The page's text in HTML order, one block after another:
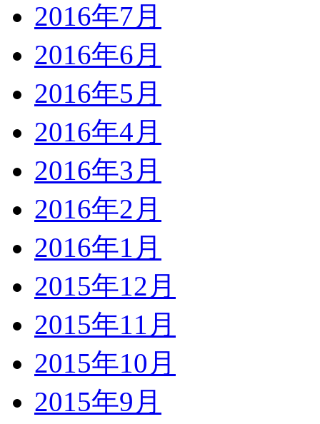
2016年7月
2016年6月
2016年5月
2016年4月
2016年3月
2016年2月
2016年1月
2015年12月
2015年11月
2015年10月
2015年9月